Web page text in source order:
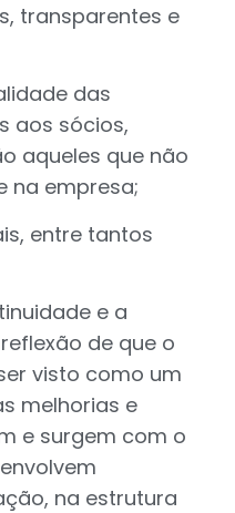
transparentes e
das
aos sócios,
aqueles que não
na empresa;
entre tantos
e a
de que o
visto como um
melhorias e
e surgem com o
na estrutura